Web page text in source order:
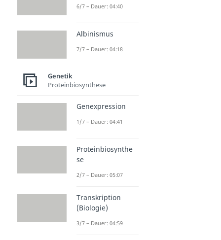
6/7 – Dauer: 04:40
Albinismus
7/7 – Dauer: 04:18
Genetik
Proteinbiosynthese
Genexpression
1/7 – Dauer: 04:41
Proteinbiosynthe
se
2/7 – Dauer: 05:07
Transkription
(Biologie)
3/7 – Dauer: 04:59